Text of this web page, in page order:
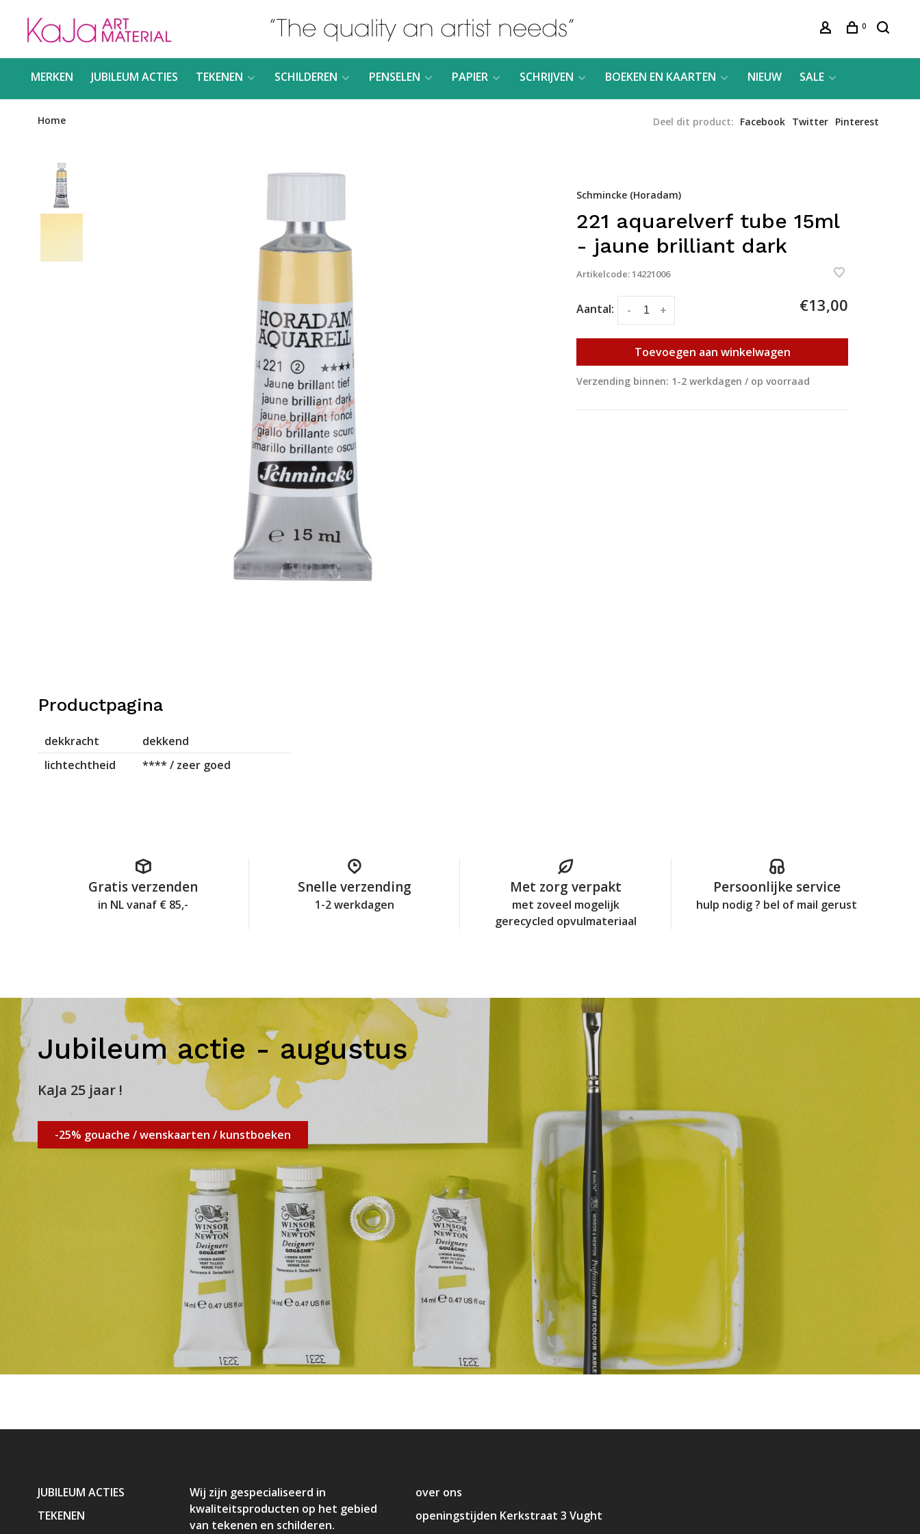
0
MERKEN JUBILEUM ACTIES TEKENEN SCHILDEREN PENSELEN PAPIER SCHRIJVEN BOEKEN EN KAARTEN NIEUW SALE
Home Deel dit product: Facebook Twitter Pinterest
Schmincke (Horadam)
221 aquarelverf tube 15ml
- jaune brilliant dark
Artikelcode:14221006
Aantal: +
- €13,00
Toevoegen aan winkelwagen
Verzending binnen: 1-2 werkdagen / op voorraad
Productpagina
dekkracht
dekkend
lichtechtheid
**** / zeer goed
Gratis verzenden
in NL vanaf € 85,-
Snelle verzending
1-2 werkdagen
Met zorg verpakt
met zoveel mogelijk
gerecycled opvulmateriaal
Persoonlijke service
hulp nodig ? bel of mail gerust
Jubileum actie - augustus
KaJa 25 jaar !
-25% gouache / wenskaarten / kunstboeken
JUBILEUM ACTIES
TEKENEN
Wij zijn gespecialiseerd in
kwaliteitsproducten op het gebied
van tekenen en schilderen.
over ons
openingstijden Kerkstraat 3 Vught